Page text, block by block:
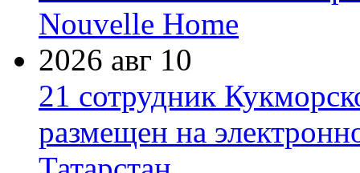
Nouvelle Home
2026 авг 10
21 сотрудник
размещен на